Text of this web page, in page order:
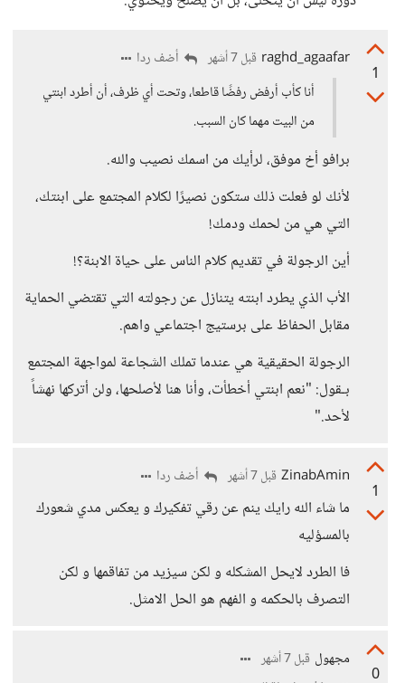
1
raghd_agaafar قبل 7 أشهر
أضف ردا
أنا كأب أرفض رفضًا قاطعا، وتحت أي ظرف، أن أطرد ابنتي
من البيت مهما كان السبب.
برافو أخ موفق، لرأيك من اسمك نصيب والله.
لأنك لو فعلت ذلك ستكون نصيرًا لكلام المجتمع على ابنتك،
التي هي من لحمك ودمك!
أين الرجولة في تقديم كلام الناس على حياة الابنة؟!
الأب الذي يطرد ابنته يتنازل عن رجولته التي تقتضي الحماية
مقابل الحفاظ على برستيج اجتماعي واهم.
الرجولة الحقيقية هي عندما تملك الشجاعة لمواجهة المجتمع
بـقول: "نعم ابنتي أخطأت، وأنا هنا لأصلحها، ولن أتركها نهشاً
لأحد."
1
ZinabAmin قبل 7 أشهر أضف ردا
ما شاء الله رايك ينم عن رقي تفكيرك و يعكس مدي شعورك
بالمسؤليه
فا الطرد لايحل المشكله و لكن سيزيد من تفاقمها و لكن
التصرف بالحكمه و الفهم هو الحل الامثل.
0
مجهول قبل 7 أشهر